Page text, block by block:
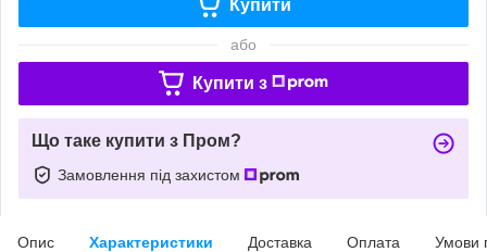
Купити
або
Купити з
Що таке купити з Пром?
Замовлення під захистом
Опис Характеристики Доставка Оплата Умови